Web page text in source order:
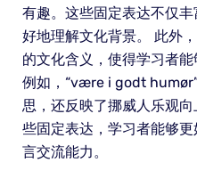
有趣。这些固定表达不仅
好地理解文化背景。 此外
的文化含义，使得学习者能
例如，“være i godt
思，还反映了挪威人乐观
些固定表达，学习者能够
言交流能力。